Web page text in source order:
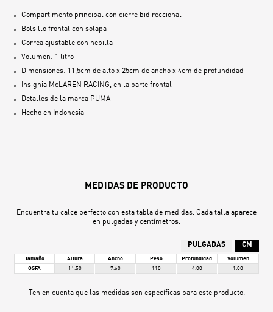
Compartimento principal con cierre bidireccional
Bolsillo frontal con solapa
Correa ajustable con hebilla
Volumen: 1 litro
Dimensiones: 11,5cm de alto x 25cm de ancho x 4cm de profundidad
Insignia McLAREN RACING, en la parte frontal
Detalles de la marca PUMA
Hecho en
Indonesia
MEDIDAS DE PRODUCTO
Encuentra tu calce perfecto con esta tabla de medidas. Cada talla aparece
en pulgadas y centímetros.
PULGADAS CM
Tamaño Altura Ancho Peso Profundidad
Volumen
OSFA
11.50 7.60 110 4.00 1.00
Ten en cuenta que las medidas son específicas para este producto.